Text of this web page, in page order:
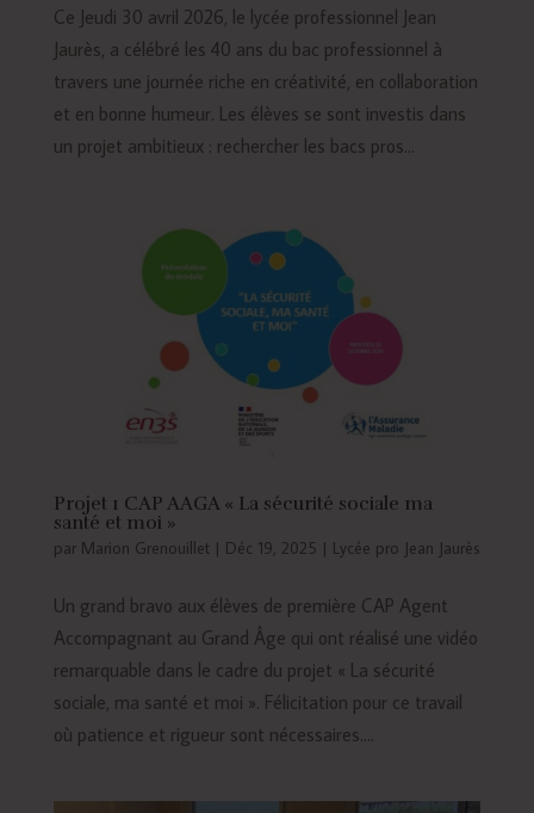
Ce Jeudi 30 avril 2026, le lycée professionnel Jean
Jaurès, a célébré les 40 ans du bac professionnel à
travers une journée riche en créativité, en collaboration
et en bonne humeur. Les élèves se sont investis dans
un projet ambitieux : rechercher les bacs pros...
Projet 1 CAP AAGA « La sécurité sociale ma
santé et moi »
par Marion Grenouillet| Déc 19, 2025 | Lycée pro Jean Jaurès
Un grand bravo aux élèves de première CAP Agent
Accompagnant au Grand Âge qui ont réalisé une vidéo
remarquable dans le cadre du projet « La sécurité
sociale, ma santé et moi ». Félicitation pour ce travail
où patience et rigueur sont nécessaires....